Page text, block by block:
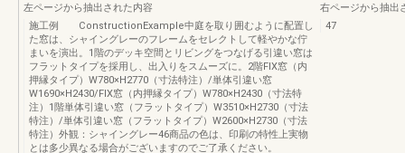
左ページから抽出された内容
施工例 ConstructionExample中庭を取り囲むように配置し
た窓は、シャイングレーのフレームをセレクトして軽やかな佇
まいを演出。1階のデッキ空間とリビングをつなげる引違い窓は
フラットタイプを採用し、出入りをスムーズに。2階FIX窓（内
押縁タイプ）W780×H2770（寸法特注）/単体引違い窓
W1690×H2430/FIX窓（内押縁タイプ）W780×H2430（寸法特
注）1階単体引違い窓（フラットタイプ）W3510×H2730（寸法
特注）/単体引違い窓（フラットタイプ）W2600×H2730（寸法
特注）外観：シャイングレー46商品の色は、印刷の特性上実物
とは多少異なる場合がございますのでご了承ください。
右ページから抽出
47